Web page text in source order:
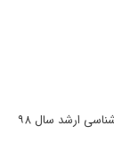
جزئیات فرآیند پذیرش دانشجو در آزمون ورودی دوره کارشناسی ارشد سال ۹۸